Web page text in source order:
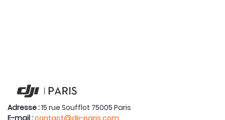
Adresse :15 rue Soufflot 75005 Paris
E-mail :contact@dji-paris.com